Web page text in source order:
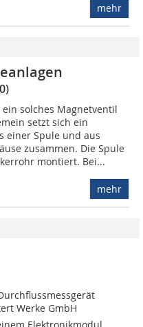
mehr
solches Magnetventil
setzt sich ein
einer Spule und aus
zusammen. Die Spule
montiert. Bei...
mehr
Werke GmbH 